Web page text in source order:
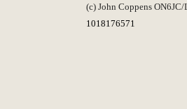
(c) John Coppens
1018176571